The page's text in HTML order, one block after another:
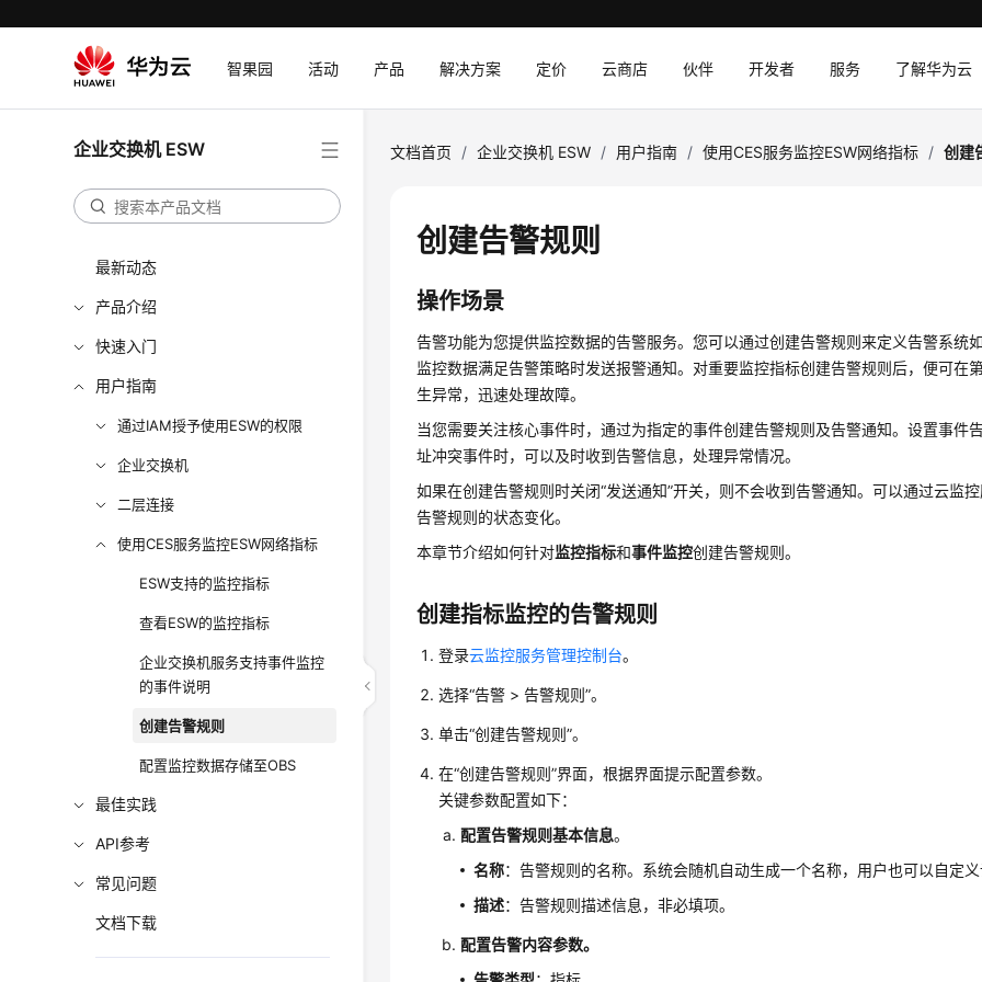
智果园 活动 产品 解决方案 定价 云商店 伙伴 开发者 服务 了解华为云
企业交换机 ESW
最新动态
产品介绍
快速入门
用户指南
通过IAM授予使用ESW的权限
企业交换机
二层连接
使用CES服务监控ESW网络指标
ESW支持的监控指标
查看ESW的监控指标
企业交换机服务支持事件监控
的事件说明
创建告警规则
配置监控数据存储至OBS
最佳实践
API参考
常见问题
文档下载
文档首页 / 企业交换机 ESW / 用户指南 / 使用CES服务监控ESW网络指标 / 创建
创建告警规则
操作场景
告警功能为您提供监控数据的告警服务。您可以通过创建告警规则来定义告警系统
监控数据满足告警策略时发送报警通知。对重要监控指标创建告警规则后，便可在
生异常，迅速处理故障。
当您需要关注核心事件时，通过为指定的事件创建告警规则及告警通知。设置事件
址冲突事件时，可以及时收到告警信息，处理异常情况。
如果在创建告警规则时关闭“发送通知”开关，则不会收到告警通知。可以通过云监
告警规则的状态变化。
本章节介绍如何针对监控指标和事件监控创建告警规则。
创建指标监控的告警规则
登录云监控服务管理控制台。
选择“告警 > 告警规则”。
单击“创建告警规则”。
在“创建告警规则”界面，根据界面提示配置参数。
关键参数配置如下：
配置告警规则基本信息。
名称：告警规则的名称。系统会随机自动生成一个名称，用户也可以自定
描述：告警规则描述信息，非必填项。
配置告警内容参数。